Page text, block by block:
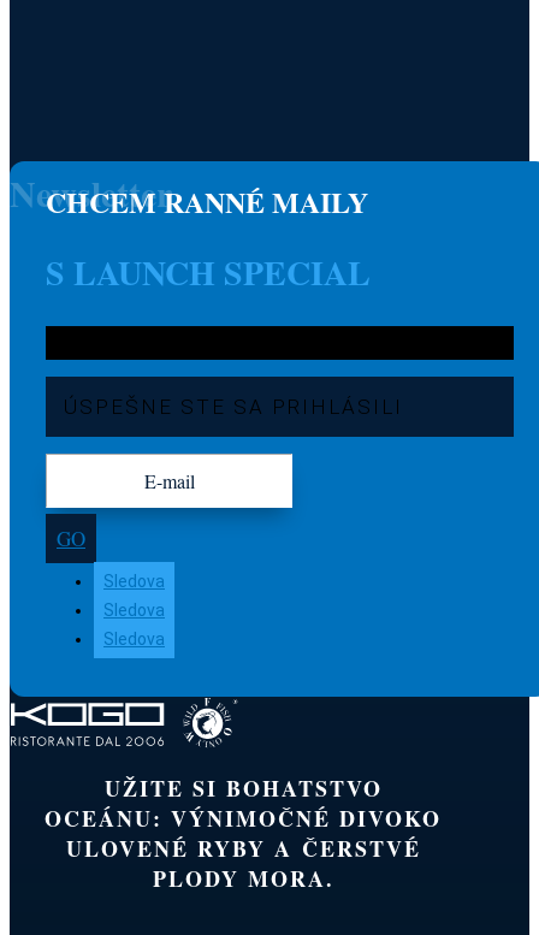
CHCEM RANNÉ MAILY
S LAUNCH SPECIAL
Newsletter
ÚSPEŠNE STE SA PRIHLÁSILI
GO
Sledova
Sledova
Sledova
UŽITE SI BOHATSTVO
OCEÁNU: VÝNIMOČNÉ DIVOKO
ULOVENÉ RYBY A ČERSTVÉ
PLODY MORA.